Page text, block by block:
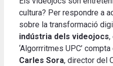
cultura? Per respondre a
sobre la transformació
indústria dels videojocs,
‘Algorrritmes UPC’
Carles Sora, director del